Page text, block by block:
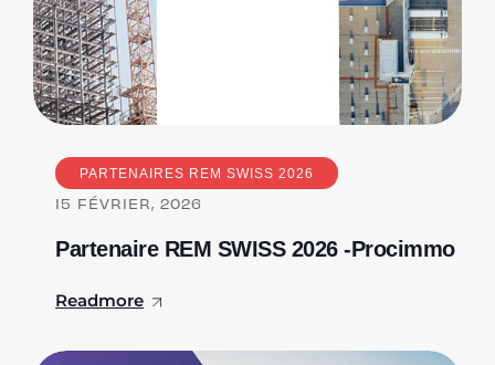
PARTENAIRES REM SWISS 2026
15 FÉVRIER, 2026
Partenaire REM SWISS 2026 -Procimmo
Readmore